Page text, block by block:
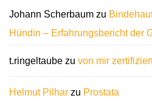
Johann Scherbaum zu
Hündin – Erfahrungsbericht der
t.ringeltaube zu von mir
Helmut Pilhar zu Prostata